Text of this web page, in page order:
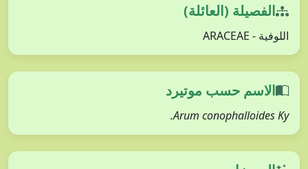
الفصيلة (العائلة)
اللوفية - ARACEAE
الاسم حسب موتيرد
Arum conophalloides Ky.